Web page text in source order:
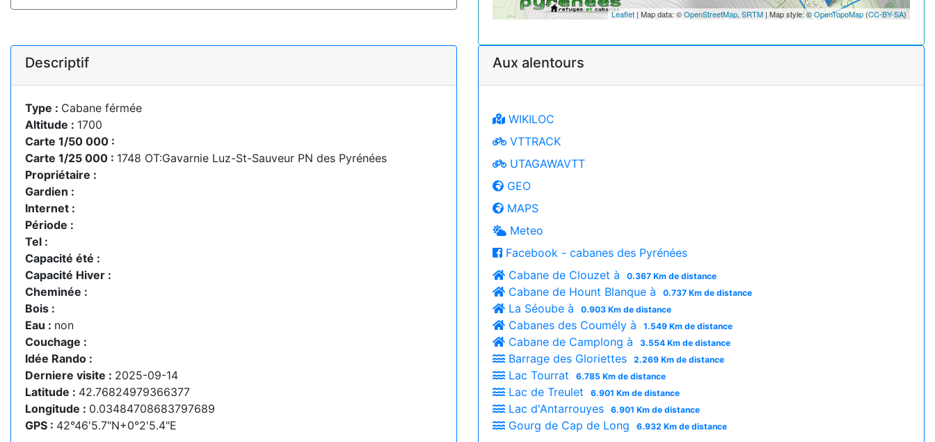
Leaflet | Map data: ©OpenStreetMap, SRTM | Map style: ©OpenTopoMap(CC-BY-SA)
Descriptif
Type : Cabane férmée
Altitude : 1700
Carte 1/50 000 :
Carte 1/25 000 : 1748 OT:Gavarnie Luz-St-Sauveur PN des Pyrénées
Propriétaire :
Gardien :
Internet :
Période :
Tel :
Capacité été :
Capacité Hiver :
Cheminée :
Bois :
Eau : non
Couchage :
Idée Rando :
Derniere visite : 2025-09-14
Latitude : 42.76824979366377
Longitude : 0.03484708683797689
GPS : 42°46'5.7"N+0°2'5.4"E
Aux alentours
WIKILOC
VTTRACK
UTAGAWAVTT
GEO
MAPS
Meteo
Facebook - cabanes des Pyrénées
Cabane de Clouzet à
0.367 Km de distance
Cabane de Hount Blanque à 0.737 Km de distance
La Séoube à 0.903 Km de distance
Cabanes des Coumély à 1.549 Km de distance
Cabane de Camplong à 3.554 Km de distance
Barrage des Gloriettes 2.269 Km de distance
Lac Tourrat 6.785 Km de distance
Lac de Treulet 6.901 Km de distance
Lac d'Antarrouyes 6.901 Km de distance
Gourg de Cap de Long 6.932 Km de distance